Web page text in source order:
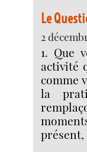
Le
2
1. Que
activité
comme
la